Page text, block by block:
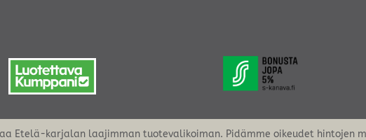
Etelä-karjalan laajimman tuotevalikoiman. Pidämme oikeudet hintojen